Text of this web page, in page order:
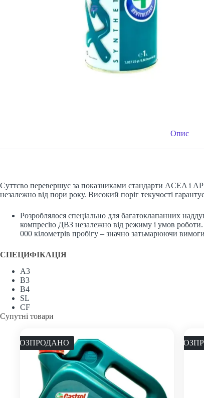
Опис
Суттєво перевершує за показниками стандарти ACEA і API
незалежно від пори року. Високий поріг текучості
Розроблялося спеціально для багатоклапанних
компресію ДВЗ незалежно від режиму і умов
000 кілометрів пробігу – значно затьмарюючи
СПЕЦИФІКАЦІЯ
A3
B3
B4
SL
CF
Супутні товари
РОЗПРОДАНО